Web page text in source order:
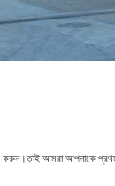
আমরা আপনাকে